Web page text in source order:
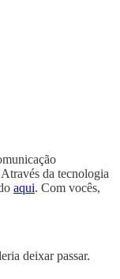
da tecnologia
aqui. Com vocês,
deixar passar.